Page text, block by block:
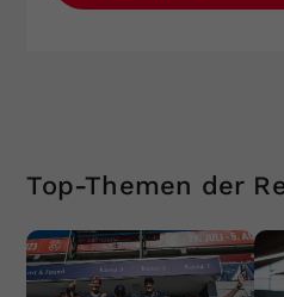
Top-Themen der